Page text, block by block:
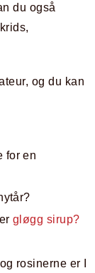
du også
og du kan
for en
gløgg sirup?
rosinerne er I